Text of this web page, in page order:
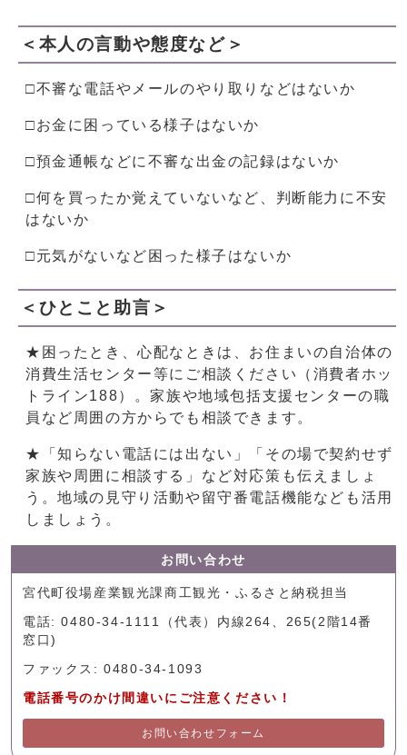
＜本人の言動や態度など＞
□不審な電話やメールのやり取りなどはないか
□お金に困っている様子はないか
□預金通帳などに不審な出金の記録はないか
□何を買ったか覚えていないなど、判断能力に不安
はないか
□元気がないなど困った様子はないか
＜ひとこと助言＞
★困ったとき、心配なときは、お住まいの自治体の
消費生活センター等にご相談ください（消費者ホッ
トライン188）。家族や地域包括支援センターの職
員など周囲の方からでも相談できます。
★「知らない電話には出ない」「その場で契約せず
家族や周囲に相談する」など対応策も伝えましょ
う。地域の見守り活動や留守番電話機能なども活用
しましょう。
お問い合わせ
宮代町役場産業観光課商工観光・ふるさと納税担当
電話: 0480-34-1111（代表）内線264、265(2階14番
窓口)
ファックス: 0480-34-1093
電話番号のかけ間違いにご注意ください！
お問い合わせフォーム